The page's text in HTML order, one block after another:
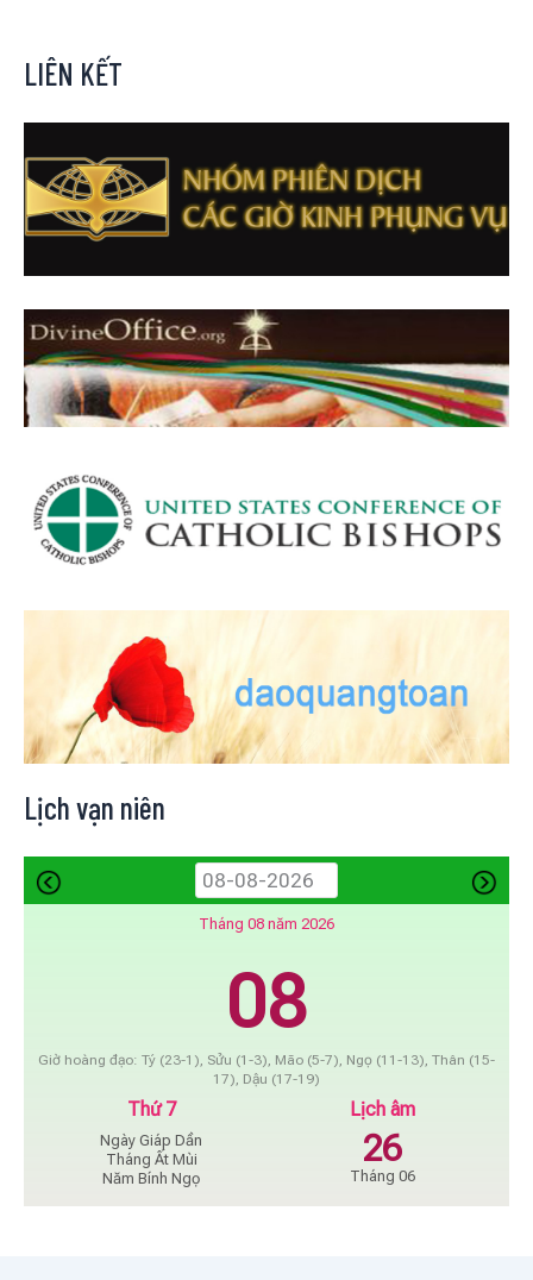
LIÊN KẾT
Lịch vạn niên
Tháng 08 năm 2026
08
Giờ hoàng đạo: Tý (23-1), Sửu (1-3), Mão (5-7), Ngọ (11-13), Thân (15-
17), Dậu (17-19)
Thứ 7
Ngày Giáp Dần
Tháng Ất Mùi
Năm Bính Ngọ
Lịch âm
26
Tháng 06